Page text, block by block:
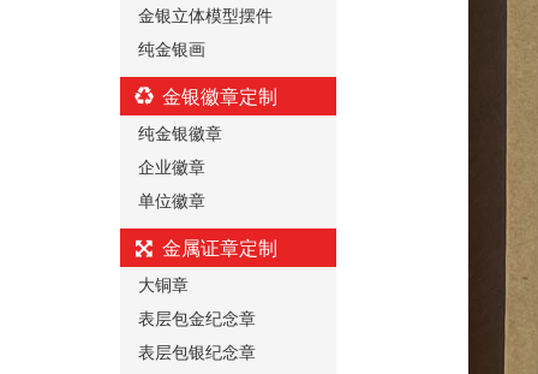
金银立体模型摆件
纯金银画
金银徽章定制
纯金银徽章
企业徽章
单位徽章
金属证章定制
大铜章
表层包金纪念章
表层包银纪念章